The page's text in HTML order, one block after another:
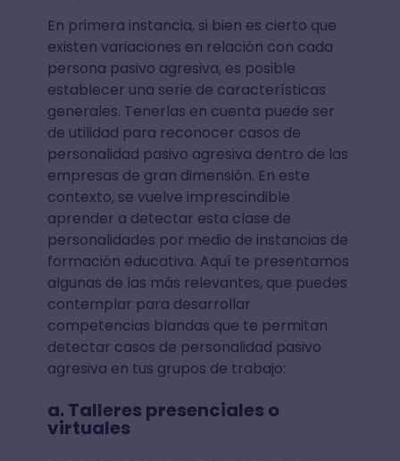
En primera instancia, si bien es cierto que
existen variaciones en relación con cada
persona pasivo agresiva, es posible
establecer una serie de características
generales. Tenerlas en cuenta puede ser
de utilidad para reconocer casos de
personalidad pasivo agresiva dentro de las
empresas de gran dimensión. En este
contexto, se vuelve imprescindible
aprender a detectar esta clase de
personalidades por medio de instancias de
formación educativa. Aquí te presentamos
algunas de las más relevantes, que puedes
contemplar para desarrollar
competencias blandas que te permitan
detectar casos de personalidad pasivo
agresiva en tus grupos de trabajo:
a. Talleres presenciales o
virtuales